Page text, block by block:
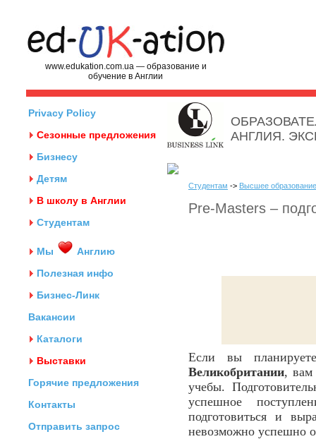
www.edukation.com.ua — образование и
обучение в Англии
Privacy Policy
Сезонные предложения
Бизнесу
Детям
В школу в Англии
Студентам
Мы
Англию
Полезная инфо
Бизнес-Линк
Вакансии
Каталоги
Выставки
Горячие предложения
Контакты
Отправить запрос
АНГЛИЯ.
Студентам -> Высшее
Pre-Masters –
Если вы
Великобритании, вам
учебы.
успешное
подготовиться и
невозможно успешно